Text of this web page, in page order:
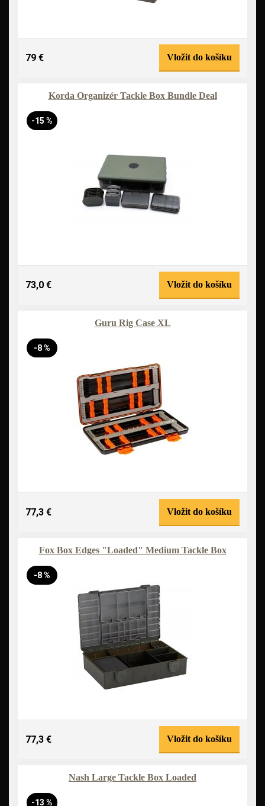
79 € Vložit do košíku
Korda Organizér Tackle Box Bundle Deal
-15 %
73,0 € Vložit do košíku
Guru Rig Case XL
-8 %
77,3 € Vložit do košíku
Fox Box Edges "Loaded" Medium Tackle Box
-8 %
77,3 € Vložit do košíku
Nash Large Tackle Box Loaded
-13 %